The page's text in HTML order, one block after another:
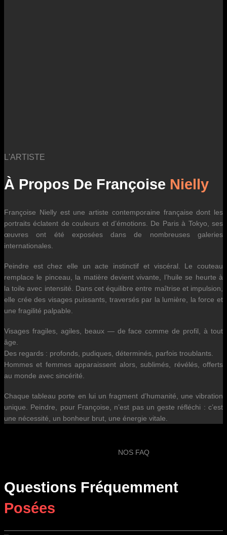
L'ARTISTE
À Propos De Françoise Nielly
Françoise Nielly est une artiste contemporaine française dont les
portraits éclatent de couleurs et d’émotions. De Paris à Tokyo, ses
œuvres ont été exposées dans de nombreuses galeries
internationales.
Peindre est chez elle un acte instinctif et viscéral. Le couteau
remplace le pinceau, la matière devient vivante, l’huile se heurte à
la toile avec intensité. Dans cet équilibre entre maîtrise et impulsion,
elle crée des visages puissants, traversés par la lumière, la force et
une fragilité palpable.
Visages fragiles, agiles, beaux — de face comme de profil, à tout
âge.
Des regards : profonds, pudiques, déterminés, parfois troublants.
Hommes et femmes apparaissent alors, sublimés, révélés, offerts
au monde avec sincérité.
Chaque tableau porte en lui un fragment d’humanité, une vibration
unique. Peindre, pour Françoise, n’est pas un geste réfléchi : c’est
une nécessité, un bonheur brut, une énergie vitale.
NOS FAQ
Questions Fréquemment
Posées